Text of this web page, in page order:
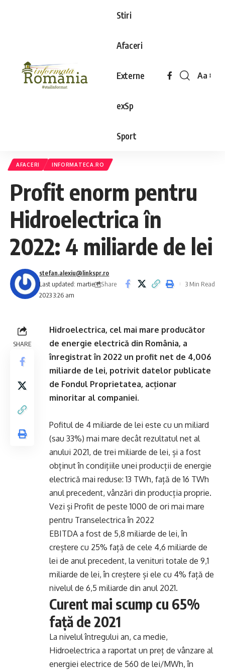
Stiri
Afaceri
Externe
exSp
Sport
Aa
AFACERI INFORMATECA.RO
Profit enorm pentru
Hidroelectrica în
2022: 4 miliarde de lei
Last updated: martie 1,
2023 3:26 am
stefan.alexiu@linkspr.ro
Share
3 Min Read
SHARE
Hidroelectrica, cel mai mare producător
de energie electrică din România, a
înregistrat în 2022 un profit net de 4,006
miliarde de lei, potrivit datelor publicate
de Fondul Proprietatea, acționar
minoritar al companiei.
Pofitul de 4 miliarde de lei este cu un miliard
(sau 33%) mai mare decât rezultatul net al
anului 2021, de trei miliarde de lei, și a fost
obținut în condițiile unei producții de energie
electrică mai reduse: 13 TWh, față de 16 TWh
anul precedent, vânzări din producția proprie.
Vezi și Profit de peste 1000 de ori mai mare
pentru Transelectrica în 2022
EBITDA a fost de 5,8 miliarde de lei, în
creștere cu 25% față de cele 4,6 miliarde de
lei de anul precedent, la venituri totale de 9,1
miliarde de lei, în creștere și ele cu 4% față de
nivelul de 6,5 miliarde din anul 2021.
Curent mai scump cu 65%
față de 2021
La nivelul întregului an, ca medie,
Hidroelectrica a raportat un preț de vânzare al
energiei electrice de 560 de lei/MWh, în